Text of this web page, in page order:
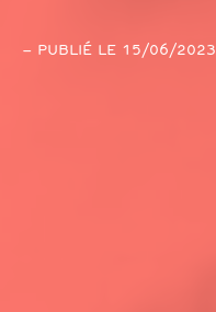
– PUBLIÉ LE 15/06/2023